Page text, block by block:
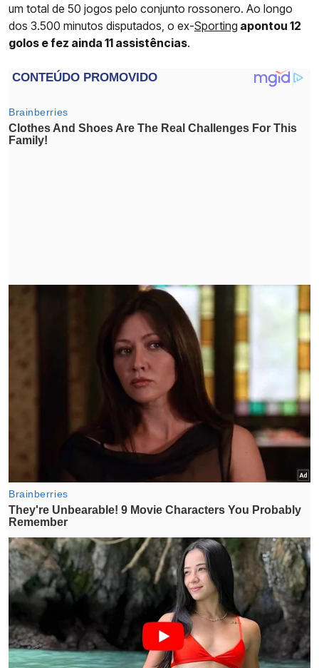
um total de 50 jogos pelo conjunto rossonero. Ao longo
dos 3.500 minutos disputados, o ex-Sporting apontou 12
golos e fez ainda 11 assistências.